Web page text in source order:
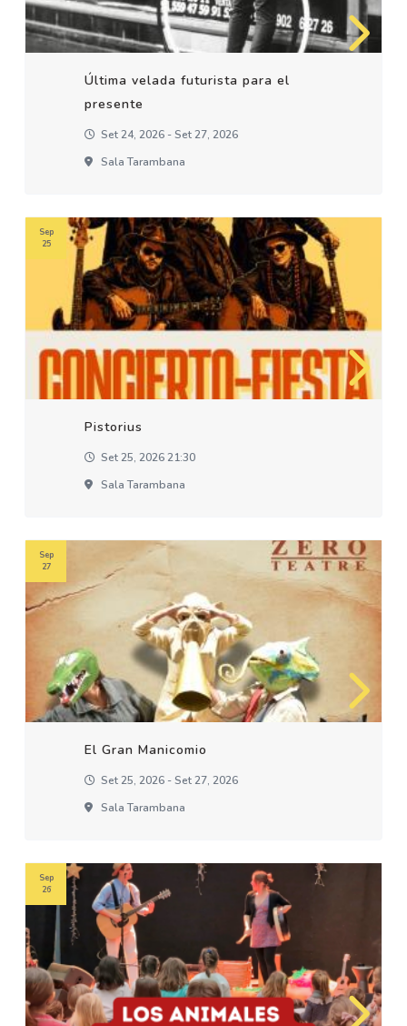
Última velada futurista para el
presente
Set 24, 2026 - Set 27, 2026
Sala Tarambana
Pistorius
Set 25, 2026 21:30
Sala Tarambana
Sep
25
El Gran Manicomio
Set 25, 2026 - Set 27, 2026
Sala Tarambana
Sep
27
Sep
26